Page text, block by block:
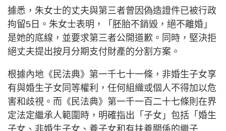
據悉，朱女士的丈夫與第三者曾因偽造證件已被行政
拘留5日。朱女士表明，「胚胎不銷毀，絕不離婚」
是她的底線，並要求第三者公開道歉。同時，堅決拒
絕丈夫提出按月分期支付財產的分割方案。
根據內地《民法典》第一千七十一條，非婚生子女享
有與婚生子女同等權利，任何組織或個人不得加以危
害和歧視。而《民法典》第一千一百二十七條則在界
定法定繼承人範圍時，明確指出「子女」包括「婚生